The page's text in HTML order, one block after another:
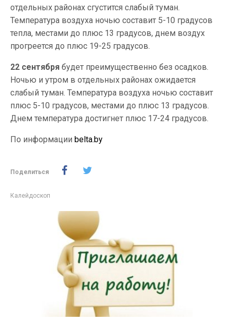
отдельных районах сгустится слабый туман.
Температура воздуха ночью составит 5-10 градусов
тепла, местами до плюс 13 градусов, днем воздух
прогреется до плюс 19-25 градусов.
22 сентября будет преимущественно без осадков.
Ночью и утром в отдельных районах ожидается
слабый туман. Температура воздуха ночью составит
плюс 5-10 градусов, местами до плюс 13 градусов.
Днем температура достигнет плюс 17-24 градусов.
По информации belta.by
Поделиться
Калейдоскоп